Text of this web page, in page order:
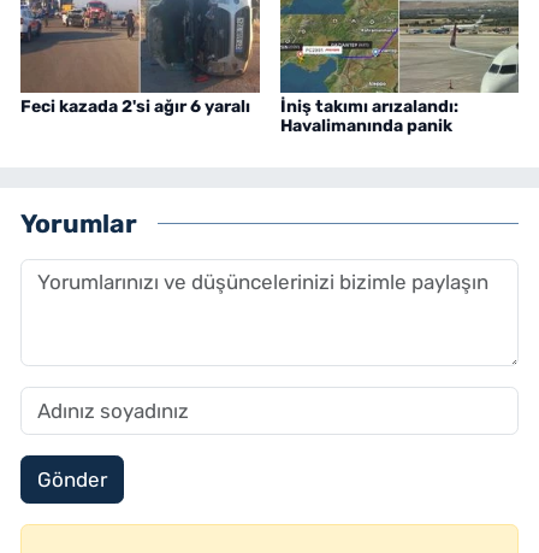
Feci kazada 2'si ağır 6 yaralı
İniş takımı arızalandı:
Havalimanında panik
Yorumlar
Gönder